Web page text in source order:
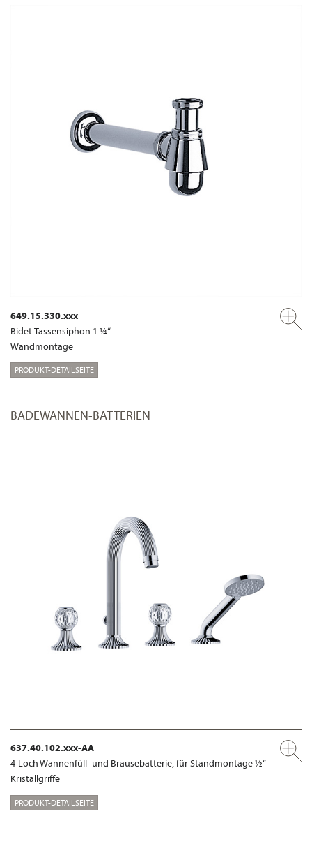
649.15.330.xxx
Bidet-Tassensiphon 1 ¼“
Wandmontage
PRODUKT-DETAILSEITE
BADEWANNEN-BATTERIEN
637.40.102.xxx-AA
4-Loch Wannenfüll- und Brausebatterie, für Standmontage ½“
Kristallgriffe
PRODUKT-DETAILSEITE